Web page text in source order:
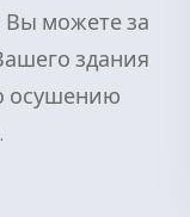
можете за
здания
осушению